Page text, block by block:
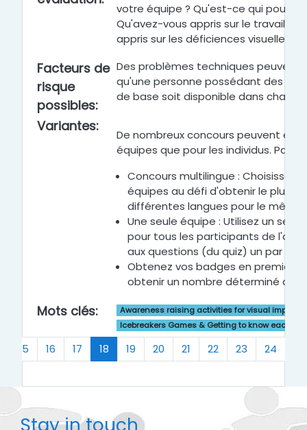
votre équipe ? Qu'est-ce qui
Qu'avez-vous appris sur le travail en
appris sur les déficiences visuelles ?
Facteurs de
risque
possibles:
Des problèmes techniques peuvent
qu'une personne possédant des
de base soit disponible dans
Variantes:
De nombreux concours peuvent
équipes que pour les individus. Par
Concours multilingue : Choisissez
équipes au défi d'obtenir le plus
différentes langues pour le même
Une seule équipe : Utilisez un seul
pour tous les participants de
aux questions (du quiz) un par un
Obtenez vos badges en premier :
obtenir un nombre déterminé de
Mots clés:
Awareness raising activities for visual
Icebreakers Games & Getting to know each
15 16 17 18(current)
19 20 21 22 23 24
Stay in touch